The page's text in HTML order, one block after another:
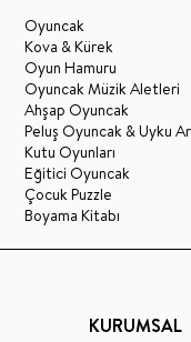
Oyuncak
Kova & Kürek
Oyun Hamuru
Oyuncak Müzik Aletleri
Ahşap Oyuncak
Peluş Oyuncak & Uyku
Kutu Oyunları
Eğitici Oyuncak
Çocuk Puzzle
Boyama Kitabı
KURUMSAL